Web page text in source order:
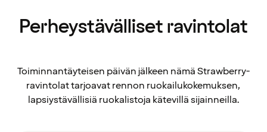
Perheystävälliset ravintolat
Toiminnantäyteisen päivän jälkeen nämä Strawberry-
ravintolat tarjoavat rennon ruokailukokemuksen,
lapsiystävällisiä ruokalistoja kätevillä sijainneilla.